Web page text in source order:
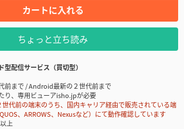
カートに入れる
ちょっと立ち読み
型配信サービス（買切型）
前まで / Android最新の２世代前まで
り、専用ビューアisho.jpが必要
代前の端末のうち、国内キャリア経由で販売されている端
、ARROWS、Nexusなど）にて動作確認しています
上